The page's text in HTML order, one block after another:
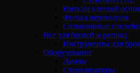
Нить на клеевой
Фольга переводная
Силиконовые
Все для бровей и ресниц
Инструменты для
Оборудование
Лампы
Стерилизаторы